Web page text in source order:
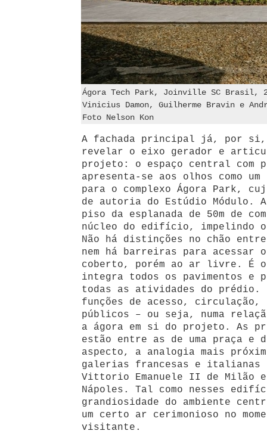
Ágora Tech Park, Joinville SC Brasil,
Vinicius Damon, Guilherme Bravin e
Foto Nelson Kon
A fachada principal já, por
revelar o eixo gerador e
projeto: o espaço central
apresenta-se aos olhos como
para o complexo Ágora Park,
de autoria do Estúdio Módulo.
piso da esplanada de 50m de
núcleo do edifício, impelindo
Não há distinções no chão
nem há barreiras para acessar
coberto, porém ao ar livre. É
integra todos os pavimentos e
todas as atividades do prédio.
funções de acesso, circulação,
públicos – ou seja, numa
a ágora em si do projeto. As
estão entre as de uma praça e
aspecto, a analogia mais
galerias francesas e italianas
Vittorio Emanuele II de Milão
Nápoles. Tal como nesses
grandiosidade do ambiente
um certo ar cerimonioso no
visitante.